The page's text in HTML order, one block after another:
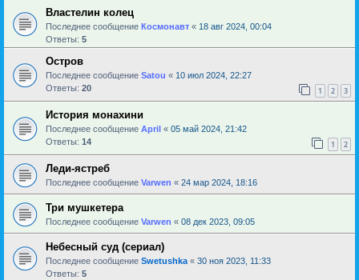
Властелин колец
Последнее сообщение Космонавт « 18 авг 2024, 00:04
Ответы: 5
Остров
Последнее сообщение Satou « 10 июл 2024, 22:27
Ответы: 20 1 2 3
История монахини
Последнее сообщение April « 05 май 2024, 21:42
Ответы: 14 1 2
Леди-ястреб
Последнее сообщение Varwen « 24 мар 2024, 18:16
Три мушкетера
Последнее сообщение Varwen « 08 дек 2023, 09:05
Небесный суд (сериал)
Последнее сообщение Swetushka « 30 ноя 2023, 11:33
Ответы: 5